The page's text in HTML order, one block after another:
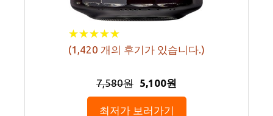
★★★★★
★★★★★
(1,420 개의 후기가 있습니다.)
7,580원 5,100원
최저가 보러가기